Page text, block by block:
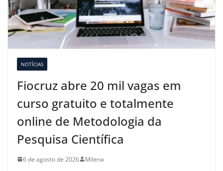
NOTÍCIAS
Fiocruz abre 20 mil vagas em
curso gratuito e totalmente
online de Metodologia da
Pesquisa Científica
6 de agosto de 2026 Milena